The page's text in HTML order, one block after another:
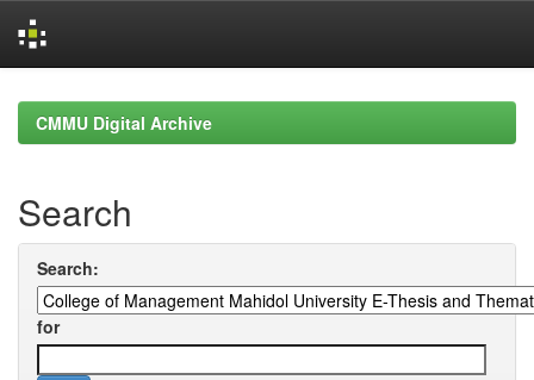
navigationCMMU Digital Archive
Search
Search:
for